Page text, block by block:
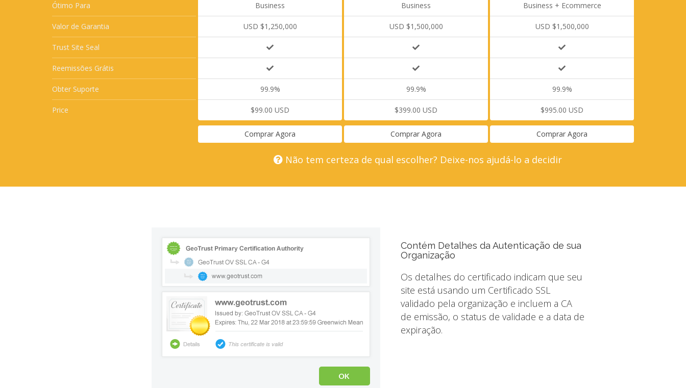
Ótimo Para
Valor de Garantia
Trust Site Seal
Reemissões Grátis
Obter Suporte
Price
Business
USD $1,250,000
99.9%
$99.00 USD
Comprar Agora
Business
USD $1,500,000
99.9%
$399.00 USD
Comprar Agora
Business + Ecommerce
USD $1,500,000
99.9%
$995.00 USD
Comprar Agora
Não tem certeza de qual escolher? Deixe-nos ajudá-lo a decidir
Contém Detalhes da Autenticação de sua
Organização
Os detalhes do certificado indicam que seu
site está usando um Certificado SSL
validado pela organização e incluem a CA
de emissão, o status de validade e a data de
expiração.